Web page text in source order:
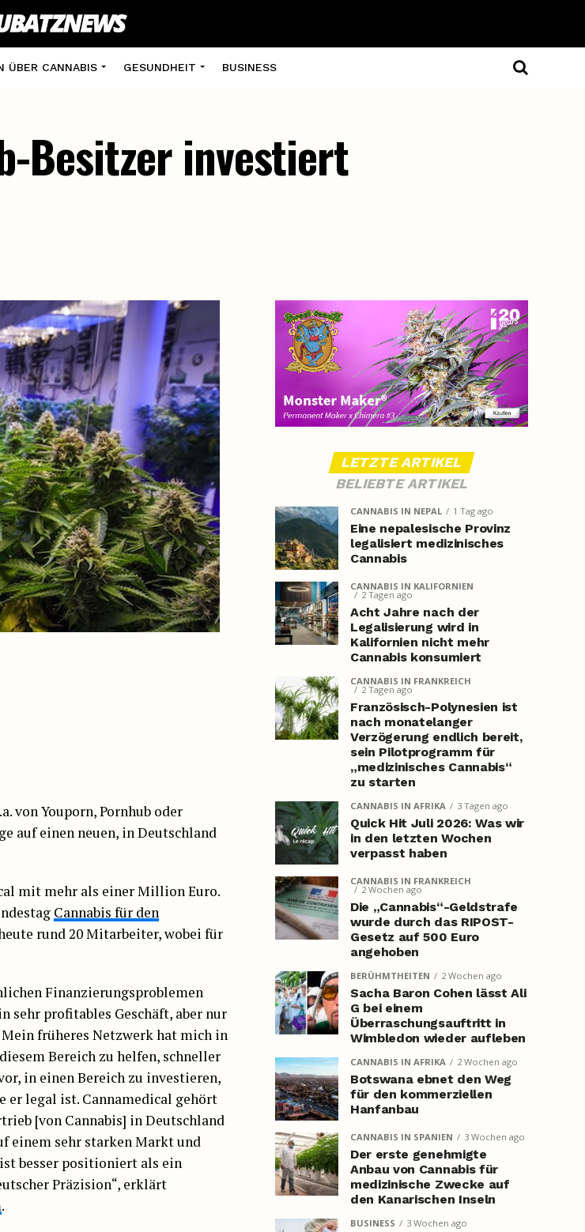
ÜBER CANNABIS GESUNDHEIT BUSINESS
Besitzer investiert
von Youporn, Pornhub oder
auf einen neuen, in Deutschland
mit mehr als einer Million Euro.
Cannabis für den
rund 20 Mitarbeiter, wobei für
Finanzierungsproblemen
sehr profitables Geschäft, aber nur
früheres Netzwerk hat mich in
Bereich zu helfen, schneller
in einen Bereich zu investieren,
er legal ist. Cannamedical gehört
[von Cannabis] in Deutschland
einem sehr starken Markt und
besser positioniert als ein
Präzision“, erklärt
.
LETZTE ARTIKEL
BELIEBTE ARTIKEL
CANNABIS IN NEPAL 1 Tag ago
Eine nepalesische Provinz
legalisiert medizinisches
Cannabis
CANNABIS IN KALIFORNIEN
2 Tagen ago
Acht Jahre nach der
Legalisierung wird in
Kalifornien nicht mehr
Cannabis konsumiert
CANNABIS IN FRANKREICH
2 Tagen ago
Französisch-Polynesien ist
nach monatelanger
Verzögerung endlich bereit,
sein Pilotprogramm für
„medizinisches Cannabis“
zu starten
CANNABIS IN AFRIKA 3 Tagen ago
Quick Hit Juli 2026: Was wir
in den letzten Wochen
verpasst haben
CANNABIS IN FRANKREICH
2 Wochen ago
Die „Cannabis“-Geldstrafe
wurde durch das RIPOST-
Gesetz auf 500 Euro
angehoben
BERÜHMTHEITEN 2 Wochen ago
Sacha Baron Cohen lässt Ali
G bei einem
Überraschungsauftritt in
Wimbledon wieder aufleben
CANNABIS IN AFRIKA 2 Wochen ago
Botswana ebnet den Weg
für den kommerziellen
Hanfanbau
CANNABIS IN SPANIEN 3 Wochen ago
Der erste genehmigte
Anbau von Cannabis für
medizinische Zwecke auf
den Kanarischen Inseln
BUSINESS 3 Wochen ago